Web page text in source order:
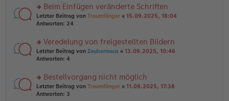
tr
a
g
e
n
er
tr
a
g
n
g
el
e
n
er
tr
a
g
rs
te
n
g
el
e
n
er
Beim Einfügen veränderte Schriften
Letzter Beitrag von Traumfänger « 15.09.2025, 18:04
Antworten: 24
rs
te
n
g
el
Veredelung von freigestellten Bildern
Letzter Beitrag von Zaubermaus « 13.09.2025, 10:46
Antworten: 4
rs
te
Bestellvorgang nicht möglich
Letzter Beitrag von Traumfänger « 11.09.2025, 17:38
Antworten: 3